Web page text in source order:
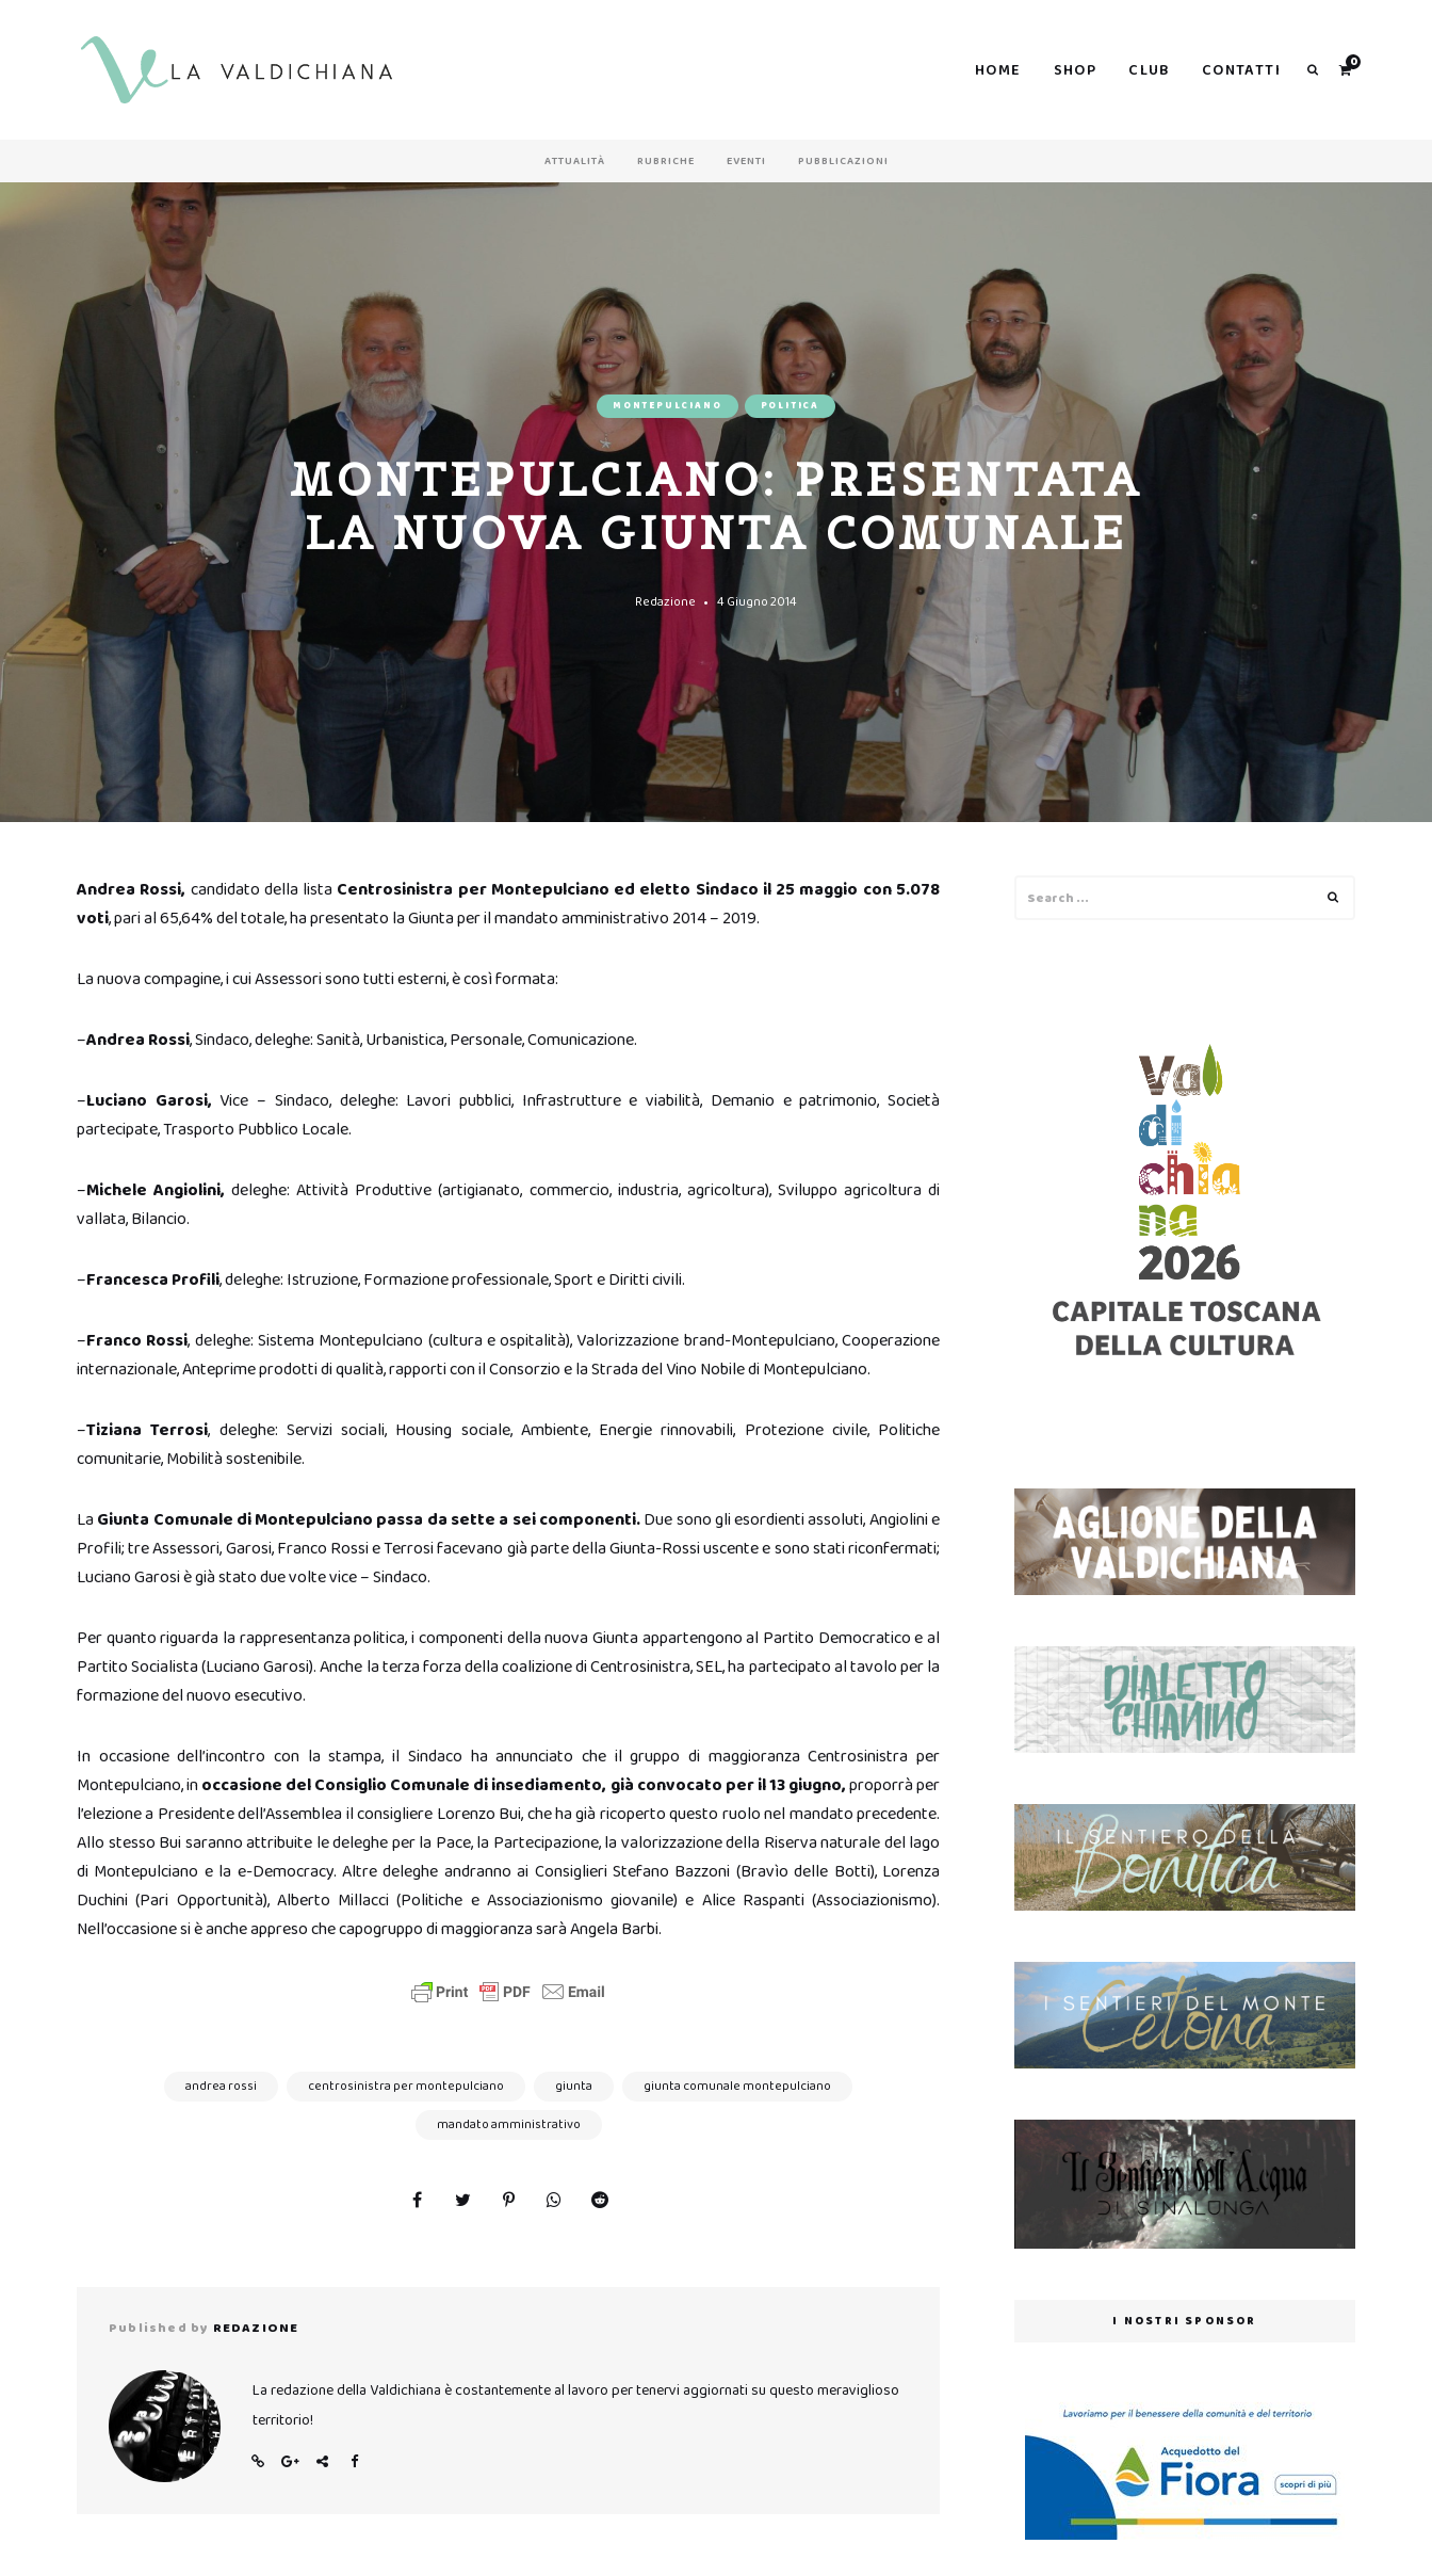
HOME SHOP CLUB CONTATTI 0
ATTUALITÀ RUBRICHE EVENTI PUBBLICAZIONI
MONTEPULCIANO POLITICA
MONTEPULCIANO: PRESENTATA
LA NUOVA GIUNTA COMUNALE
Redazione 4 Giugno 2014
Andrea Rossi, candidato della lista Centrosinistra per Montepulciano ed eletto Sindaco il 25 maggio con 5.078
voti, pari al 65,64% del totale, ha presentato la Giunta per il mandato amministrativo 2014 – 2019.
La nuova compagine, i cui Assessori sono tutti esterni, è così formata:
–Andrea Rossi, Sindaco, deleghe: Sanità, Urbanistica, Personale, Comunicazione.
–Luciano Garosi, Vice – Sindaco, deleghe: Lavori pubblici, Infrastrutture e viabilità, Demanio e patrimonio, Società
partecipate, Trasporto Pubblico Locale.
–Michele Angiolini, deleghe: Attività Produttive (artigianato, commercio, industria, agricoltura), Sviluppo agricoltura di
vallata, Bilancio.
–Francesca Profili, deleghe: Istruzione, Formazione professionale, Sport e Diritti civili.
–Franco Rossi, deleghe: Sistema Montepulciano (cultura e ospitalità), Valorizzazione brand-Montepulciano, Cooperazione
internazionale, Anteprime prodotti di qualità, rapporti con il Consorzio e la Strada del Vino Nobile di Montepulciano.
–Tiziana Terrosi, deleghe: Servizi sociali, Housing sociale, Ambiente, Energie rinnovabili, Protezione civile, Politiche
comunitarie, Mobilità sostenibile.
La Giunta Comunale di Montepulciano passa da sette a sei componenti.Due sono gli esordienti assoluti, Angiolini e
Profili; tre Assessori, Garosi, Franco Rossi e Terrosi facevano già parte della Giunta-Rossi uscente e sono stati riconfermati;
Luciano Garosi è già stato due volte vice – Sindaco.
Per quanto riguarda la rappresentanza politica, i componenti della nuova Giunta appartengono al Partito Democratico e al
Partito Socialista (Luciano Garosi). Anche la terza forza della coalizione di Centrosinistra, SEL, ha partecipato al tavolo per la
formazione del nuovo esecutivo.
In occasione dell’incontro con la stampa, il Sindaco ha annunciato che il gruppo di maggioranza Centrosinistra per
Montepulciano, inoccasione del Consiglio Comunale di insediamento, già convocato per il 13 giugno,proporrà per
l’elezione a Presidente dell’Assemblea il consigliere Lorenzo Bui, che ha già ricoperto questo ruolo nel mandato precedente.
Allo stesso Bui saranno attribuite le deleghe per la Pace, la Partecipazione, la valorizzazione della Riserva naturale del lago
di Montepulciano e la e-Democracy. Altre deleghe andranno ai Consiglieri Stefano Bazzoni (Bravìo delle Botti), Lorenza
Duchini (Pari Opportunità), Alberto Millacci (Politiche e Associazionismo giovanile) e Alice Raspanti (Associazionismo).
Nell’occasione si è anche appreso che capogruppo di maggioranza sarà Angela Barbi.
andrea rossi centrosinistra per montepulciano giunta
giunta comunale montepulciano
mandato amministrativo
Published by REDAZIONE
La redazione della Valdichiana è costantemente al lavoro per tenervi aggiornati su questo meraviglioso
territorio!
for:
I NOSTRI SPONSOR